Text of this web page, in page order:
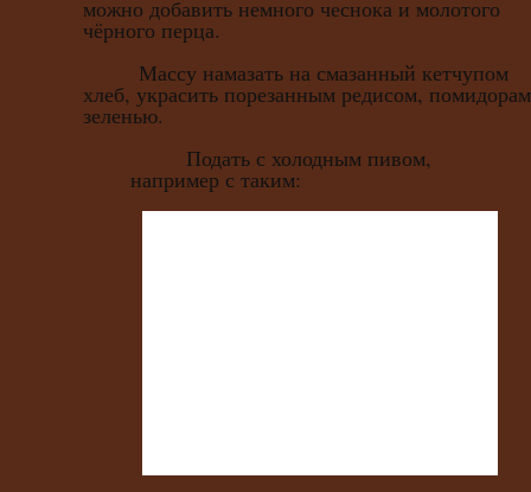
можно добавить немного чеснока и молотого
чёрного перца.
Массу намазать на смазанный кетчупом
хлеб, украсить порезанным редисом,
зеленью.
Подать с холодным пивом,
например с таким: